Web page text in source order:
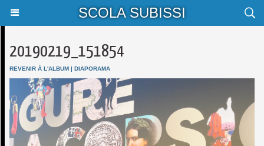
SCOLA SUBISSI
20190219_151854
REVENIR À L'ALBUM | DIAPORAMA